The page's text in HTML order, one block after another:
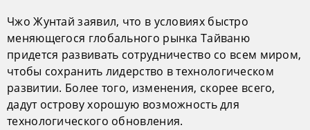
Чжо Жунтай заявил, что в условиях быстро
меняющегося глобального рынка Тайваню
придется развивать сотрудничество со всем миром,
чтобы сохранить лидерство в технологическом
развитии. Более того, изменения, скорее всего,
дадут острову хорошую возможность для
технологического обновления.